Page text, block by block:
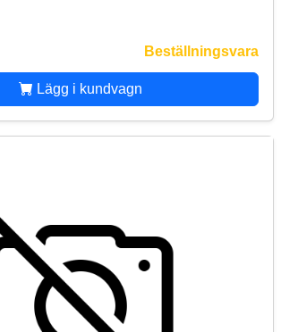
Beställningsvara
Lägg i kundvagn